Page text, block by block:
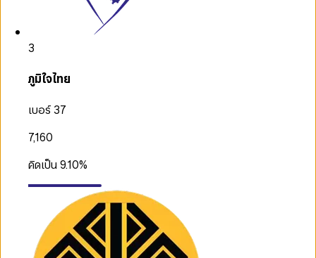
3
ภูมิใจไทย
เบอร์ 37
7,160
คิดเป็น9.10%